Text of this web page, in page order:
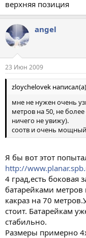
верхняя позиция
angel
23 Июн 2009
zloychelovek
мне не нужен очень
метров на 50, не
ничего не увижу).
соотв и очень мощный
Я бы вот этот
http://
4 град,есть боковая
батарейками метров
какраз на 70
стоит. Батарейкам
стабильно.
Размеры примерно